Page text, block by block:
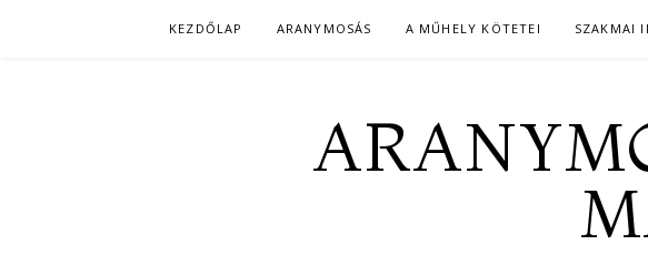
KEZDŐLAP ARANYMOSÁS A MŰHELY KÖTETEI SZAKMAI